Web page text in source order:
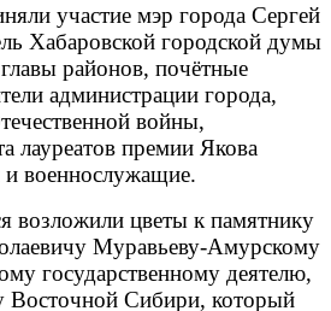
участие мэр города Сергей
Хабаровской городской думы
районов, почётные
администрации города,
войны,
лауреатов премии Якова
военнослужащие.
возложили цветы к памятнику
Муравьеву-Амурскому
государственному деятелю,
Восточной Сибири, который